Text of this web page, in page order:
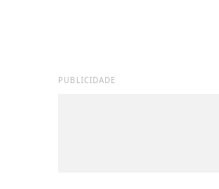
PUBLICIDADE